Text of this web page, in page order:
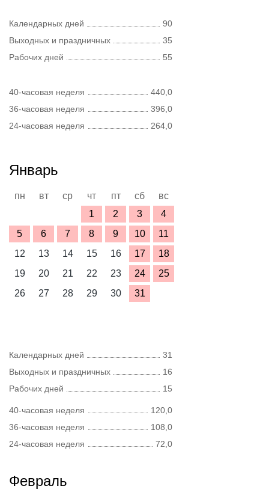
Календарных дней
90
Выходных и праздничных
35
Рабочих дней
55
40-часовая неделя
440,0
36-часовая неделя
396,0
24-часовая неделя
264,0
Январь
пн вт ср чт пт сб
вс
1
2 3
4
5
6 7 8 9 10
11
12
13 14 15 16 17
18
19
20 21 22 23 24
25
26
27 28 29 30 31
Календарных дней
31
Выходных и праздничных
16
Рабочих дней
15
40-часовая неделя
120,0
36-часовая неделя
108,0
24-часовая неделя
72,0
Февраль